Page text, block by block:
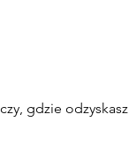
gdzie odzyskasz